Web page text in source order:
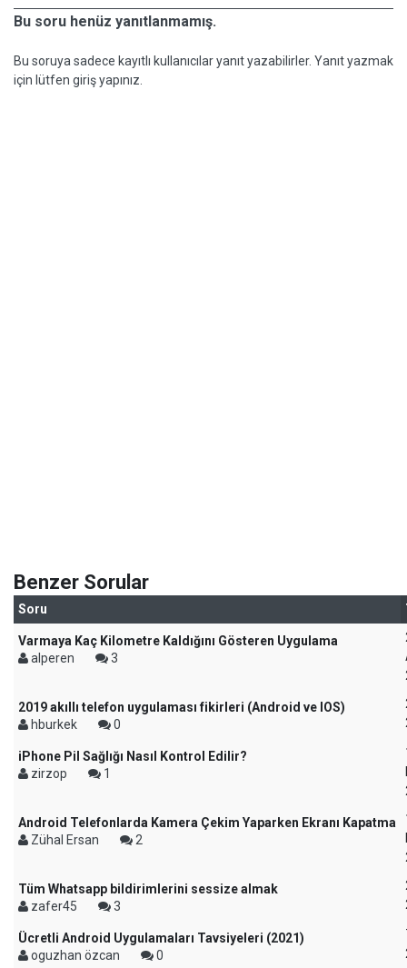
Bu soru henüz yanıtlanmamış.
Bu soruya sadece kayıtlı kullanıcılar yanıt yazabilirler. Yanıt yazmak
için lütfen giriş yapınız.
Benzer Sorular
Soru
Varmaya Kaç Kilometre Kaldığını Gösteren Uygulama
alperen
3
2019 akıllı telefon uygulaması fikirleri (Android ve IOS)
hburkek
0
iPhone Pil Sağlığı Nasıl Kontrol Edilir?
zirzop
1
Android Telefonlarda Kamera Çekim Yaparken Ekranı Kapatma
Zühal Ersan
2
Tüm Whatsapp bildirimlerini sessize almak
zafer45
3
Ücretli Android Uygulamaları Tavsiyeleri (2021)
oguzhan özcan
0